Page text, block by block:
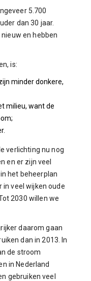
5.700
dan 30 jaar.
en hebben
is:
minder donkere,
milieu, want de
verlichting nu nog
en er zijn veel
het beheerplan
in veel wijken oude
2030 willen we
daarom gaan
dan in 2013. In
de stroom
in Nederland
gebruiken veel